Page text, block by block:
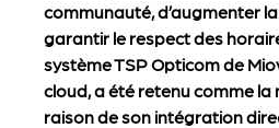
communauté, d’augmenter
garantir le respect des
système TSP Opticom de
cloud, a été retenu comme la
raison de son intégration